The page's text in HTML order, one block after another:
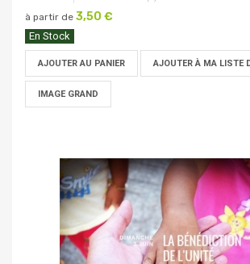
à partir de 3,50 €
En Stock
AJOUTER AU PANIER AJOUTER À MA LISTE
IMAGE GRAND